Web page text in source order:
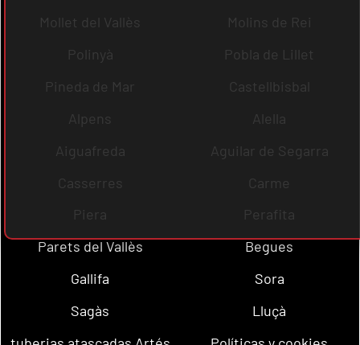
Mollet del Vallès
Molins de Rei
Polinyà
Pobla de Lillet
Pineda de Mar
Castellbisbal
Alpens
Alella
Aiguafreda
Aguilar de Segarra
Casserres
Carme
Piera
Perafita
Parets del Vallès
Begues
Gallifa
Sora
Sagàs
Lluçà